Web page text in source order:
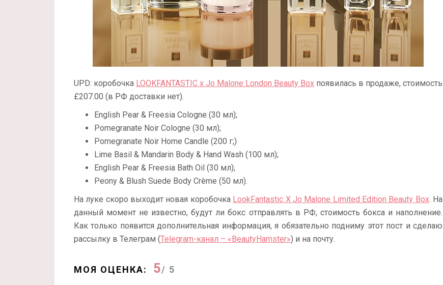
UPD: коробочка LOOKFANTASTIC x Jo Malone London Beauty Box появилась в продаже, стоимость
£207.00 (в РФ доставки нет).
English Pear & Freesia Cologne (30 мл);
Pomegranate Noir Cologne (30 мл);
Pomegranate Noir Home Candle (200 г;)
Lime Basil & Mandarin Body & Hand Wash (100 мл);
English Pear & Freesia Bath Oil (30 мл);
Peony & Blush Suede Body Crème (50 мл).
На луке скоро выходит новая коробочка LookFantastic X Jo Malone Limited Edition Beauty Box. На
данный момент не известно, будут ли бокс отправлять в РФ, стоимость бокса и наполнение.
Как только появится дополнительная информация, я обязательно подниму этот пост и сделаю
рассылку в Телеграм (Telegram-канал – «BeautyHamster») и на почту.
МОЯ ОЦЕНКА: 5/ 5